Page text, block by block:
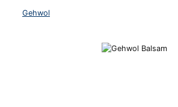
Gehwol
Bildergalerie überspringen